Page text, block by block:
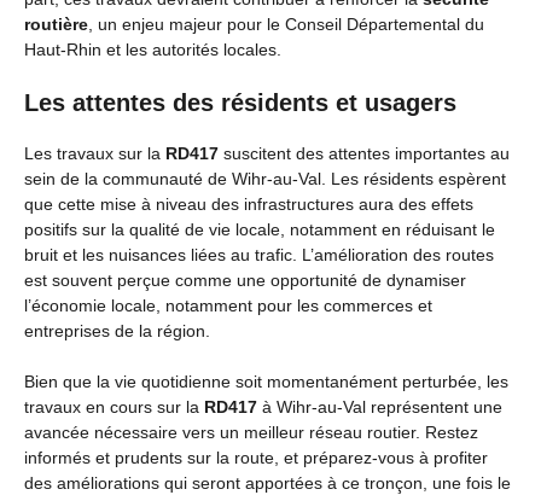
routière, un enjeu majeur pour le Conseil Départemental du
Haut-Rhin et les autorités locales.
Les attentes des résidents et usagers
Les travaux sur la RD417 suscitent des attentes importantes au
sein de la communauté de Wihr-au-Val. Les résidents espèrent
que cette mise à niveau des infrastructures aura des effets
positifs sur la qualité de vie locale, notamment en réduisant le
bruit et les nuisances liées au trafic. L’amélioration des routes
est souvent perçue comme une opportunité de dynamiser
l’économie locale, notamment pour les commerces et
entreprises de la région.
Bien que la vie quotidienne soit momentanément perturbée, les
travaux en cours sur la RD417 à Wihr-au-Val représentent une
avancée nécessaire vers un meilleur réseau routier. Restez
informés et prudents sur la route, et préparez-vous à profiter
des améliorations qui seront apportées à ce tronçon, une fois le